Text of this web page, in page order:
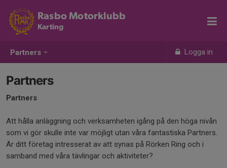
Partners Logga in
Rasbo Motorklubb
Karting
Partners
Partners
Att hålla anläggning och verksamheten igång på den höga nivån
som vi gör skulle inte var möjligt utan våra fantastiska Partners.
Är ditt företag intresserat av att synas på Rörken Ring och i
samband med våra tävlingar och aktiviteter?